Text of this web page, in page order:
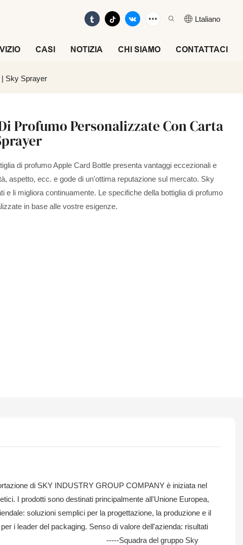
Ltaliano
CASI NOTIZIA CHI SIAMO CONTATTACI
| Sky Sprayer
Profumo Personalizzate Con Carta
di profumo Apple Card Bottle presenta vantaggi eccezionali e
aspetto, ecc. e gode di un'ottima reputazione sul mercato. Sky
e li migliora continuamente. Le specifiche della bottiglia di profumo
in base alle vostre esigenze.
di SKY INDUSTRY GROUP COMPANY è iniziata nel
I prodotti sono destinati principalmente all'Unione Europea,
soluzioni semplici per la progettazione, la produzione e il
i leader del packaging. Senso di valore dell'azienda: risultati
globale. -----Squadra del gruppo Sky